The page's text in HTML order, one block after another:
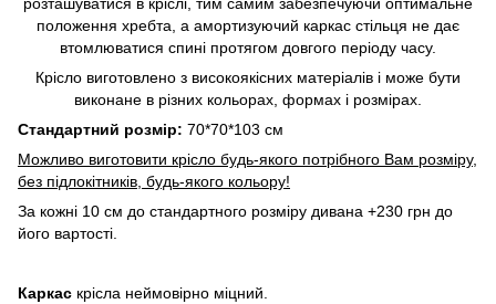
положення хребта, а амортизуючий каркас стільця не дає
втомлюватися спині протягом довгого періоду часу.
Крісло виготовлено з високоякісних матеріалів і може бути
виконане в різних кольорах, формах і розмірах.
Стандартний розмір: 70*70*103 см
Можливо виготовити крісло будь-якого потрібного Вам розміру,
без підлокітників, будь-якого кольору!
За кожні 10 см до стандартного розміру дивана +230 грн до
його вартості.
Каркас крісла неймовірно міцний.